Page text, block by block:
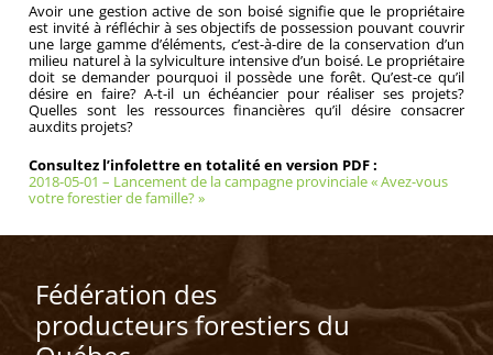
Avoir une gestion active de son boisé signifie que le propriétaire
est invité à réfléchir à ses objectifs de possession pouvant couvrir
une large gamme d’éléments, c’est-à-dire de la conservation d’un
milieu naturel à la sylviculture intensive d’un boisé. Le propriétaire
doit se demander pourquoi il possède une forêt. Qu’est-ce qu’il
désire en faire? A-t-il un échéancier pour réaliser ses projets?
Quelles sont les ressources financières qu’il désire consacrer
auxdits projets?
Consultez l’infolettre en totalité en version PDF :
2018-05-01 – Lancement de la campagne provinciale « Avez-vous
votre forestier de famille? »
Fédération des
producteurs forestiers du